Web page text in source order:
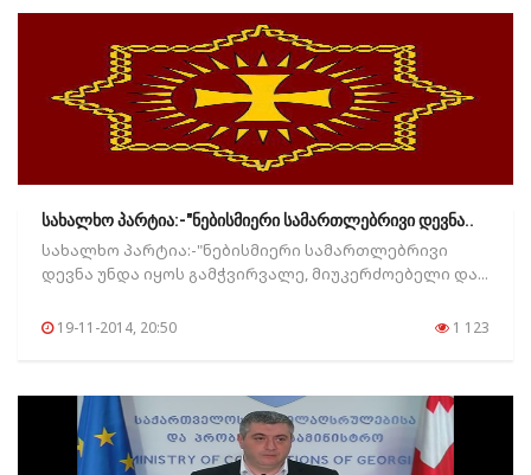
სახალხო პარტია:-"ნებისმიერი სამართლებრივი დევნა..
სახალხო პარტია:-"ნებისმიერი სამართლებრივი
დევნა უნდა იყოს გამჭვირვალე, მიუკერძოებელი და...
19-11-2014, 20:50 1 123